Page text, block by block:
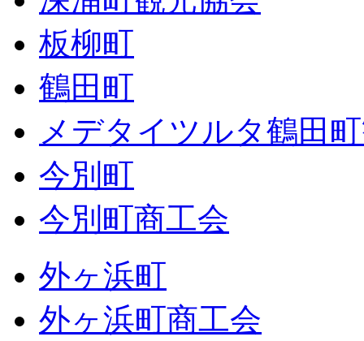
板柳町
鶴田町
メデタイツルタ鶴田
今別町
今別町商工会
外ヶ浜町
外ヶ浜町商工会